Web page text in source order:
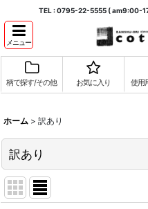
TEL : 0795-22-5555 ( am9:00-
メニュー
柄で探す/その他 お気に入り 使用
ホーム > 訳あり
訳あり